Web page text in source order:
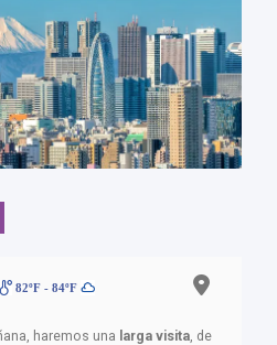
82ºF - 84ºF
haremos una larga visita, de